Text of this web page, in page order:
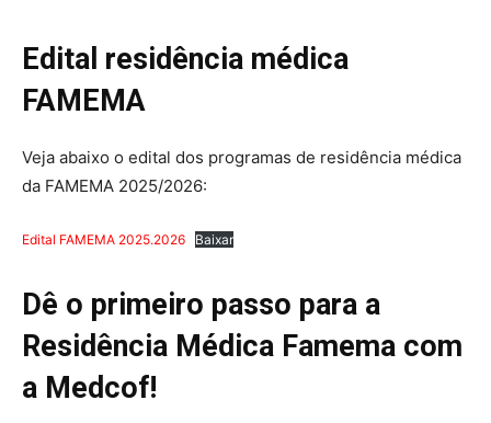
Edital residência médica
FAMEMA
Veja abaixo o edital dos programas de residência médica
da FAMEMA 2025/2026:
Edital FAMEMA 2025.2026 Baixar
Dê o primeiro passo para a
Residência Médica Famema com
a Medcof!